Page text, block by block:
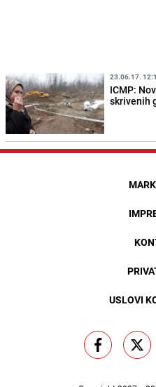
23.06.17.
ICMP:
skrivenih
USLOVI